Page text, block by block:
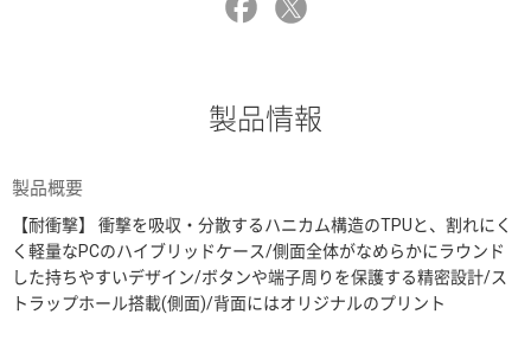
製品情報
製品概要
【耐衝撃】 衝撃を吸収・分散するハニカム構造のTPUと、割れにく
く軽量なPCのハイブリッドケース/側面全体がなめらかにラウンド
した持ちやすいデザイン/ボタンや端子周りを保護する精密設計/ス
トラップホール搭載(側面)/背面にはオリジナルのプリント